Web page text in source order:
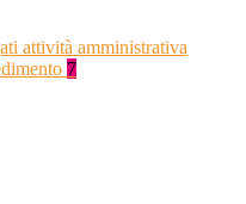
attività amministrativa
7